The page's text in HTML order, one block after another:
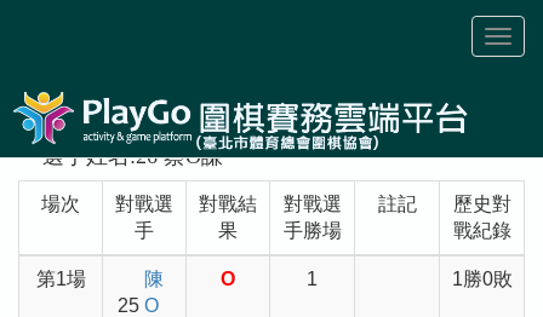
Toggle
選手姓名:26 蔡O謙
場次
對戰選
手
對戰結
果
對戰選
手勝場
註記
歷史對
戰紀錄
第1場
25
陳
O
O 1 1勝0敗